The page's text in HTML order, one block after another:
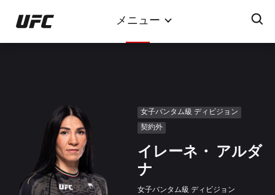
イ
ン
メニュー
女子バンタム級 ディビジョン
契約外
イレーネ・ アルダ
ナ
女子バンタム級 ディビジョン